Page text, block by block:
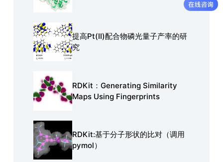
提高Pt(Ⅱ)配合物磷光量子产率的研
究
RDKit：Generating Similarity
Maps Using Fingerprints
RDKit:基于分子形状的比对（调用
pymol）